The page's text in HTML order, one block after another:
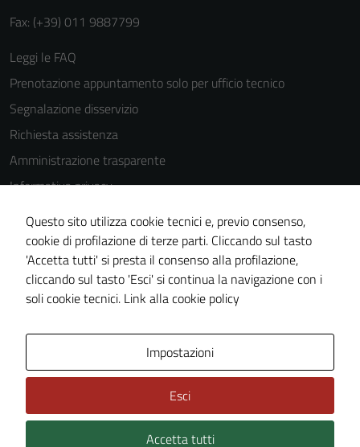
Fax: (+39) 011 9887799
Leggi le FAQ
Prenotazione appuntamento solo per ufficio tecnico
Segnalazione disservizio
Richiesta assistenza
Amministrazione trasparente
Informativa privacy
Cookie Policy
Note legali
Dichiarazione di accessibilità
Piano di miglioramento del sito
Technical Design s.r.l.
Questo sito utilizza cookie tecnici e, previo consenso,
cookie di profilazione di terze parti. Cliccando sul tasto
'Accetta tutti' si presta il consenso alla profilazione,
cliccando sul tasto 'Esci' si continua la navigazione con i
soli cookie tecnici. Link alla cookie policy
Impostazioni
Esci
Accetta tutti